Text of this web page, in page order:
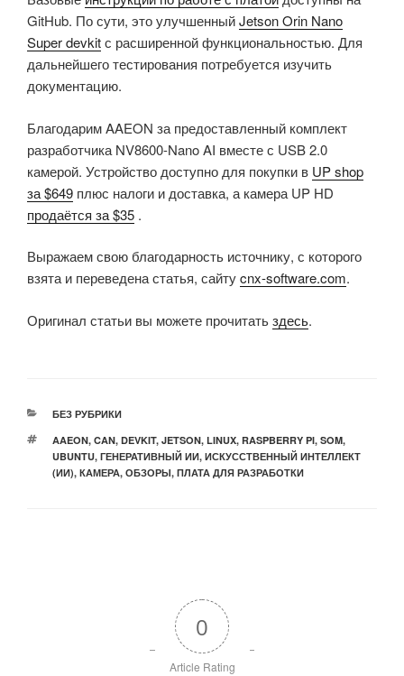
GitHub. По сути, это улучшенныйJetson Orin Nano
Super devkitс расширенной функциональностью. Для
дальнейшего тестирования потребуется изучить
документацию.
Благодарим AAEON за предоставленный комплект
разработчика NV8600-Nano AI вместе с USB 2.0
камерой. Устройство доступно для покупки в UP shop
за $649 плюс налоги и доставка, а камера UP HD
продаётся за $35 .
Выражаем свою благодарность источнику, с которого
взята и переведена статья, сайтуcnx-software.com.
Оригинал статьи вы можете прочитатьздесь.
РУБРИКИ
БЕЗ РУБРИКИ
МЕТКИ
AAEON, CAN, DEVKIT, JETSON, LINUX, RASPBERRY PI, SOM,
UBUNTU, ГЕНЕРАТИВНЫЙ ИИ, ИСКУССТВЕННЫЙ ИНТЕЛЛЕКТ
(ИИ), КАМЕРА, ОБЗОРЫ, ПЛАТА ДЛЯ РАЗРАБОТКИ
0
Article Rating